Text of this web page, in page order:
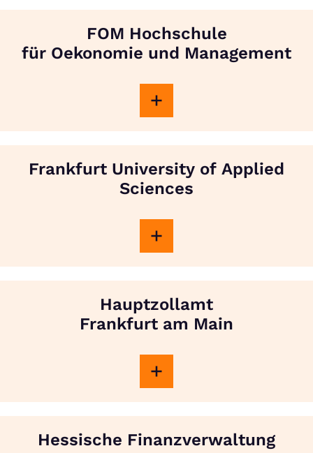
FOM Hochschule
für Oekonomie und Management
Frankfurt University of Applied
Sciences
Hauptzollamt
Frankfurt am Main
Hessische Finanzverwaltung